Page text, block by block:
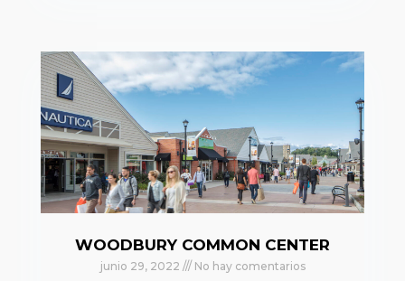
WOODBURY COMMON CENTER
junio 29, 2022 No hay comentarios